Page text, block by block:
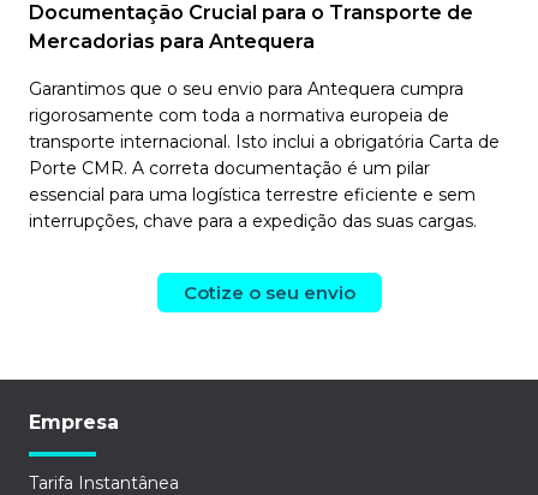
Documentação Crucial para o Transporte de
Mercadorias para Antequera
Garantimos que o seu envio para Antequera cumpra
rigorosamente com toda a normativa europeia de
transporte internacional. Isto inclui a obrigatória Carta de
Porte CMR. A correta documentação é um pilar
essencial para uma logística terrestre eficiente e sem
interrupções, chave para a expedição das suas cargas.
Cotize o seu envio
Empresa
Tarifa Instantânea